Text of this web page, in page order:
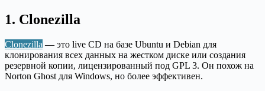
1. Clonezilla
Clonezilla — это live CD на базе Ubuntu и Debian для
клонирования всех данных на жестком диске или создания
резервной копии, лицензированный под GPL 3. Он похож на
Norton Ghost для Windows, но более эффективен.